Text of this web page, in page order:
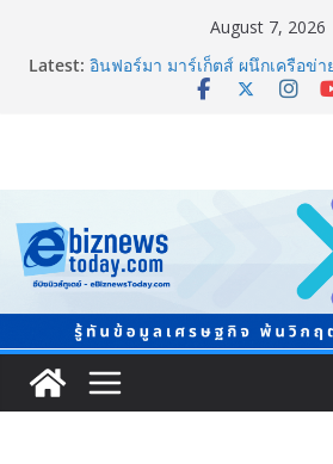
August 7, 2026
Latest: อินฟอร์มา มาร์เก็ตส์ ผนึกเครือข่า
จัด Food & Hospitality
8.8 “ซูเลียน” รวมพลังนักธุรกิจ
แห่งปี พบ CEO “ดร.ปิยะวัฒน์” ถ่
พร้อมฟรีคอนเสิร์ต “โชค รถแห่” ย
สตาร์ทวันนี้ Franchise Expo
ทัพธุรกิจ&แฟรนไชส์ ซัพพลายเอ
250 บูธ คาดเงินสะพัด 220 ลบ.
Thailand LAB
Bio+HealthTech
INTERNATIONAL เปิดเวที AI ขั
วิทยาศาสตร์และสุขภาพ